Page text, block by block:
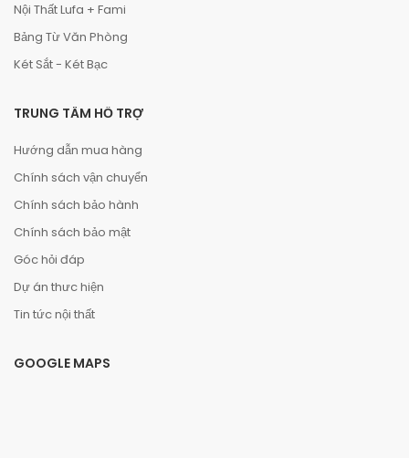
Nội Thất Lufa + Fami
Bảng Từ Văn Phòng
Két Sắt - Két Bạc
TRUNG TÂM HỖ TRỢ
Hướng dẫn mua hàng
Chính sách vận chuyển
Chính sách bảo hành
Chính sách bảo mật
Góc hỏi đáp
Dự án thưc hiện
Tin tức nội thất
GOOGLE MAPS